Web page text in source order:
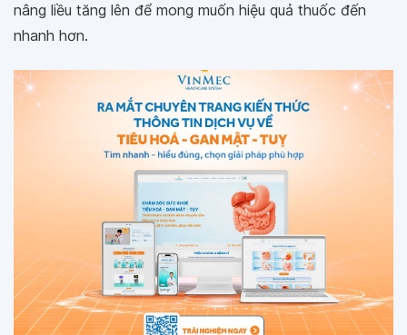
nâng liều tăng lên để mong muốn hiệu quả thuốc đến
nhanh hơn.